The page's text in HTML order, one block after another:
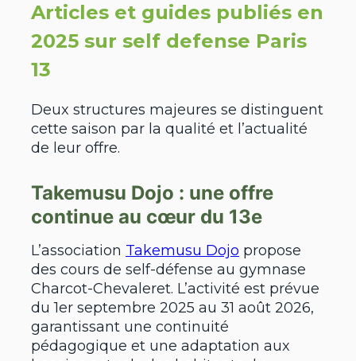
Articles et guides publiés en
2025 sur self defense Paris
13
Deux structures majeures se distinguent
cette saison par la qualité et l’actualité
de leur offre.
Takemusu Dojo : une offre
continue au cœur du 13e
L’association Takemusu Dojo propose
des cours de self-défense au gymnase
Charcot-Chevaleret. L’activité est prévue
du 1er septembre 2025 au 31 août 2026,
garantissant une continuité
pédagogique et une adaptation aux